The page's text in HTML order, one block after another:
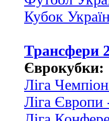
Кубок
Трансфери
Єврокубки:
Ліга
Ліга Європи